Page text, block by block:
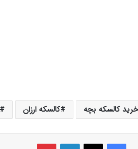
خرید کالسکه بچه کالسکه ارزان
فیس بوک X لینکدین ‫پین‌ترست